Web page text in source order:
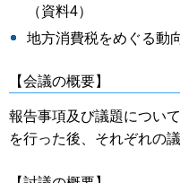
（資料4）
地方消費税をめぐる動
【会議の概要】
報告事項及び議題につい
を行った後、それぞれの